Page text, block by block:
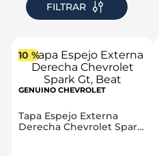
ford fiesta
.
mazda 3
.
sail
.
chevrolet sail
FILTRAR
10 %
GENUINO CHEVROLET
Tapa Espejo Externa
Derecha Chevrolet Spark